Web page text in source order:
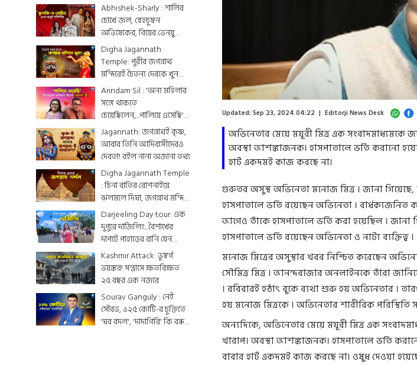
Abhishek-Sharly : শার্লির
চোখে জল, স্নেহচুম্বন
অভিষেকের, বিয়ের ভেন্য়ু
থেকে মেনু...দেখে নিন
একঝলকে
Digha Jagannath
Temple: পুরীর জগন্নাথ
মন্দিরেই চৈতন্য দেবকে খুন
করা হয়েছিল? জেনে নিন
রোমহর্ষক কাহিনী
Arindam Sil : 'অন্য মহিলার
সঙ্গে থাকতে
চেয়েছিলেন,...পালিয়ে এসেছি',
বিস্ফোরক অরিন্দমের স্ত্রী
Jagannath: জগন্নাথই কৃষ্ণ,
আবার তিনি আদিবাসীদেরও
দেবতা! রইল নানা অজানা তথ্য
Digha Jagannath Temple
: চিনা বাতির রোশনাইয়ে
ঝলমলে দিঘা, জগন্নাথ মন্দিরে
শেষ মুহূর্তের সাজসজ্জা তুঙ্গে
Darjeeling Day tour: এক
দুপুরে দার্জিলিং...বৈশাখের
দাপটে পাহাড়ের রানি যেন
একটুকরো স্বর্গ
Kashmir Attack: ভূস্বর্গ
ভয়ঙ্কর! সন্ত্রাসে ক্ষতবিক্ষত
২৫ বছর এক নজরে
Sourav Ganguly : নেই
সৌরভ, ১২৫ কোটি-র চুক্তিতে
'ঘর বদল', 'দাদাগিরি' কি বন্ধ
অভিনেতার মেয়ে ময়ূরী মিত্র এক সংবাদমাধ্যমকে
অবস্থা আশঙ্কাজনক। হাসপাতালে ভর্তি করানো
হার্ট একদমই কাজ করছে না।
Updated: Sep 23, 2024 04:22 | Editorji News Desk
/
Loaded
63.79%
গুরুতর অসুস্থ অভিনেতা মনোজ মিত্র । জানা
হাসপাতালে ভর্তি রয়েছেন অভিনেতা । বার্ধক্যজনিত
আগেও তাঁকে হাসপাতালে ভর্তি করা হয়েছিল । জানা
হাসপাতালে ভর্তি রয়েছেন অভিনেতা ও নাট্য ব্যক্তিত্ব ।
মনোজ মিত্রের অসুস্থার খবর নিশ্চিত করেছেন
সৌমিত্র মিত্র । আনন্দবাজার অনলাইনকে তাঁরা
। রবিবারই হঠাৎ বুকে ব্যথা শুরু হয় অভিনেতার ।
হয় মনোজ মিত্রকে । অভিনেতার শারীরিক
অন্যদিকে, অভিনেতার মেয়ে ময়ূরী মিত্র এক
খারাপ। অবস্থা আশঙ্কাজনক। হাসপাতালে ভর্তি
বাবার হার্ট একদমই কাজ করছে না। ওষুধ দেওয়া